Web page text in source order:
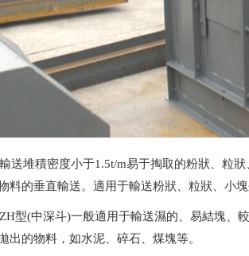
送堆積密度小于1.5t/m易于掏取的粉狀、粒
料的垂直輸送。適用于輸送粉狀、粒狀、小
型(中深斗)一般適用于輸送濕的、易結塊、
出的物料，如水泥、碎石、煤塊等。